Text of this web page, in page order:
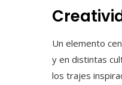
Un elemento
y en distintas
los trajes